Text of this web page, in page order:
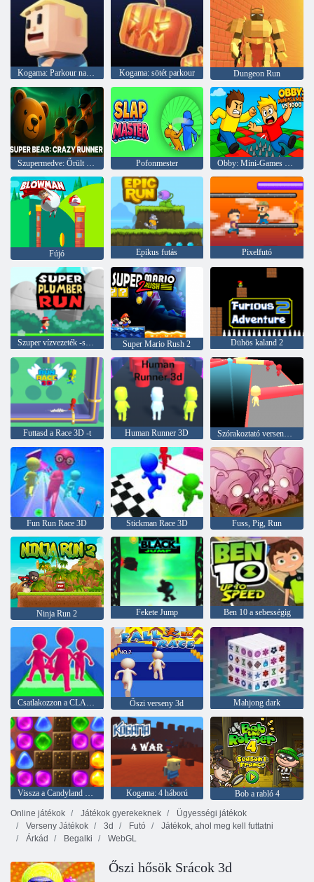
Kogama: Parkour nagyi Kogama: sötét parkour Dungeon Run
Szupermedve: Őrült futó Pofonmester Obby: Mini-Games VS 1000
Fújó Epikus futás Pixelfutó
Szuper vízvezeték -szerelő futás Super Mario Rush 2 Dühös kaland 2
Futtasd a Race 3D -t Human Runner 3D Szórakoztató verseny 3d
Fun Run Race 3D Stickman Race 3D Fuss, Pig, Run
Ninja Run 2 Fekete Jump Ben 10 a sebességig
Csatlakozzon a CLASH 3D -hez Őszi verseny 3d Mahjong dark
Vissza a Candyland 2 -hez Kogama: 4 háború
Bob a rabló 4
Online játékok
Játékok gyerekeknek
Ügyességi játékok
Verseny Játékok
3d Futó
Játékok, ahol meg kell futtatni
Árkád
Begalki WebGL
Őszi hősök Srácok 3d